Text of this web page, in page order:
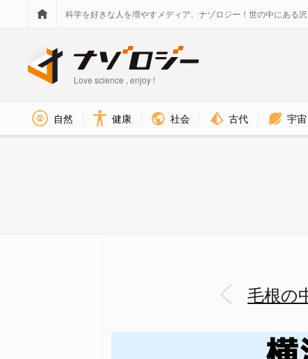
科学を好きな人を増やすメディア、ナゾロジー！世の中にある
Love science , enjoy !
自然 健康 社会 古代 宇宙
毛根の